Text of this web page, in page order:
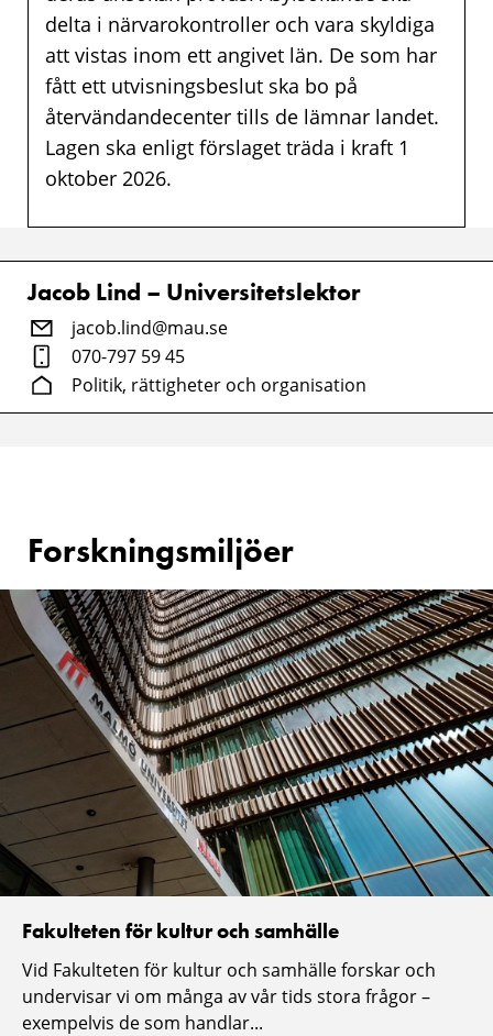
delta i närvarokontroller och vara skyldiga
att vistas inom ett angivet län. De som har
fått ett utvisningsbeslut ska bo på
återvändandecenter tills de lämnar landet.
Lagen ska enligt förslaget träda i kraft 1
oktober 2026.
Jacob Lind – Universitetslektor
jacob.lind@mau.se
070-797 59 45
Politik, rättigheter och organisation
Forskningsmiljöer
Fakulteten för kultur och samhälle
Vid Fakulteten för kultur och samhälle forskar och
undervisar vi om många av vår tids stora frågor –
exempelvis de som handlar...